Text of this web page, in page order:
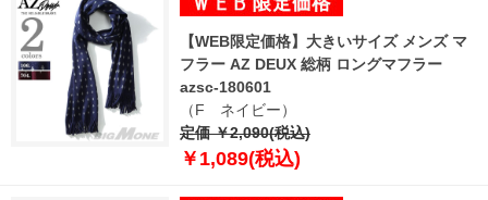
【WEB限定価格】大きいサイズ メンズ マ
フラー AZ DEUX 総柄 ロングマフラー
azsc-180601
（F ネイビー）
定価 ￥2,090(税込)
￥1,089(税込)